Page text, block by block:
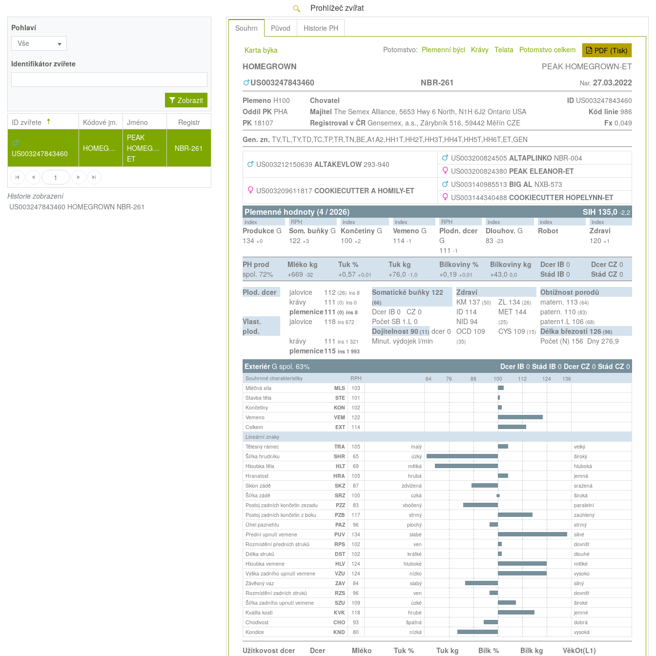
Prohlížeč zvířat
Pohlaví
Vše
Identifikátor zvířete
Zobrazit
ID zvířete Kódové jm. Jméno Registr
US003247843460
HOMEGROWN
PEAK
HOMEGROWN-
ET
NBR-261
1
Historie zobrazení
US003247843460 HOMEGROWN NBR-261
Souhrn Původ Historie PH
Karta býka Potomstvo: Plemenní býci Krávy Telata Potomstvo celkem PDF (Tisk)
HOMEGROWN
PEAK HOMEGROWN-ET
US003247843460
NBR-261 Nar.27.03.2022
Plemeno H100 Chovatel ID US003247843460
Oddíl PKPHA Majitel The Semex Alliance, 5653 Hwy 6 North, N1H 6J2 Ontario USA Kód linie 986
PK18107 Registroval v ČRGensemex, a.s., Zárybník 516, 59442 Měřín CZE Fx 0,049
Gen. zn. TV,TL,TY,TD,TC,TP,TR,TN,BE,A1A2,HH1T,HH2T,HH3T,HH4T,HH5T,HH6T,ET,GEN
US003212150639 ALTAKEVLOW293-940
US003200824505 ALTAPLINKONBR-004
US003200824380 PEAK ELEANOR-ET
US003209611817 COOKIECUTTER A HOMILY-ET
US003140985513 BIG AL NXB-573
US003144340488 COOKIECUTTER HOPELYNN-ET
Plemenné hodnoty (4 / 2026) SIH 135,0 -2,2
index
ProdukceG
134 +0
RPH
Som. buňky G
122+3
index
Končetiny G
100+2
index
Vemeno G
114 -1
RPH
Plodn. dcer
G
111 -1
index
Dlouhov. G
83-23
index
Robot
index
Zdraví
120 +1
PH prod
spol. 72%
Mléko kg
+669-32
Tuk %
+0,57 +0,01
Tuk kg
+76,0-1,0
Bílkoviny %
+0,19 +0,01
Bílkoviny kg
+43,0 0,0
Dcer IB 0
Stád IB 0
Dcer CZ 0
Stád CZ 0
Plod. dcer
jalovice 112 (26) ins 8
krávy 111 (0) ins 0
plemenice111 (0) ins 8
Vlast.
plod.
jalovice 118ins 672
krávy 111ins 1 321
plemenice115ins 1 993
Somatické buňky 122
(66)
Dcer IB0 CZ 0
Počet SB 1.L 0
Dojitelnost 90 (11) dcer0
Minut. výdojekl/min
Zdraví
KM 137(50)
ID114
NID94
OCD109
(35)
ZL 134(26)
MET144
(25)
CYS109 (15)
Obtížnost porodů
matern. 113 (64)
patern. 110 (83)
patern1.L 106 (68)
Délka březosti 126 (96)
Počet (N) 156 Dny 276,9
ExteriérG spol. 63% Dcer IB0 Stád IB0 Dcer CZ0 Stád CZ0
Souhrnné charakteristiky RPH 64 76 88 100 112 124
136
Mléčná síla
MLS
103
Stavba těla
STE
101
Končetiny
KON
102
Vemeno
VEM
122
Celkem
EXT
114
Lineární znaky
Tělesný rámec
TRA 105 malý
velký
Šířka hrudníku
SHR 65 úzký
široký
Hloubka těla
HLT 69 mělká
hluboká
Hranatost
HRA 105 hrubá
jemná
Sklon zádě
SKZ 87 zdvižená
sražená
Šířka zádě
SRZ 100 úzká
široká
Postoj zadních končetin zezadu
PZZ 83 vbočený
paralelní
Postoj zadních končetin z boku
PZB 117 strmý
zaúhlený
Úhel paznehtu
PAZ 96 plochý
strmý
Přední upnutí vemene
PUV 134 slabé
silné
Rozmístění předních struků
RPS 102 ven
dovnitř
Délka struků
DST 102 krátké
dlouhé
Hloubka vemene
HLV 124 hluboké
mělké
Výška zadního upnutí vemene
VZU 124 nízko
vysoko
Závěsný vaz
ZAV 84 slabý
silný
Rozmístění zadních struků
RZS 96 ven
dovnitř
Šířka zadního upnutí vemene
SZU 109 úzké
široké
Kvalita kosti
KVK 118 hrubé
jemné
Chodivost
CHO 93 špatná
dobrá
Kondice
KND 80 nízká vysoká
Užitkovost dcer Dcer
Mléko
Tuk % Tuk kg Bílk % Bílk kg
VěkOt(L1)